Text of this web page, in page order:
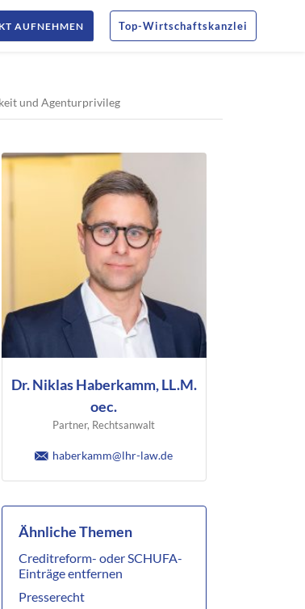
Top-Wirtschaftskanzlei
AUFNEHMEN
und Agenturprivileg
Dr. Niklas Haberkamm, LL.M.
oec.
Partner, Rechtsanwalt
haberkamm@lhr-law.de
Ähnliche Themen
Creditreform- oder SCHUFA-
Einträge entfernen
Presserecht